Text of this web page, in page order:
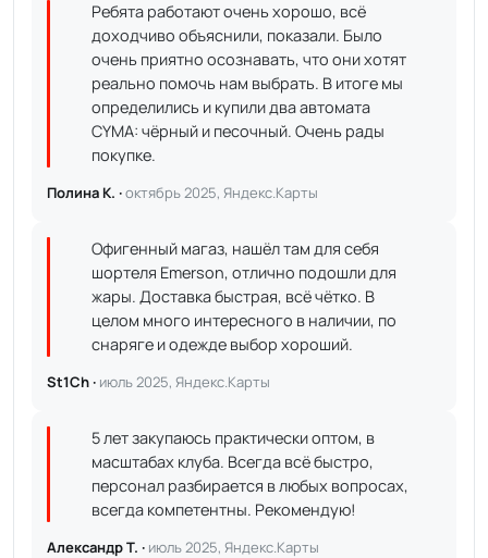
Ребята работают очень хорошо, всё
доходчиво объяснили, показали. Было
очень приятно осознавать, что они хотят
реально помочь нам выбрать. В итоге мы
определились и купили два автомата
CYMA: чёрный и песочный. Очень рады
покупке.
Полина К. ·октябрь 2025, Яндекс.Карты
Офигенный магаз, нашёл там для себя
шортеля Emerson, отлично подошли для
жары. Доставка быстрая, всё чётко. В
целом много интересного в наличии, по
снаряге и одежде выбор хороший.
St1Ch · июль 2025, Яндекс.Карты
5 лет закупаюсь практически оптом, в
масштабах клуба. Всегда всё быстро,
персонал разбирается в любых вопросах,
всегда компетентны. Рекомендую!
Александр Т. · июль 2025, Яндекс.Карты